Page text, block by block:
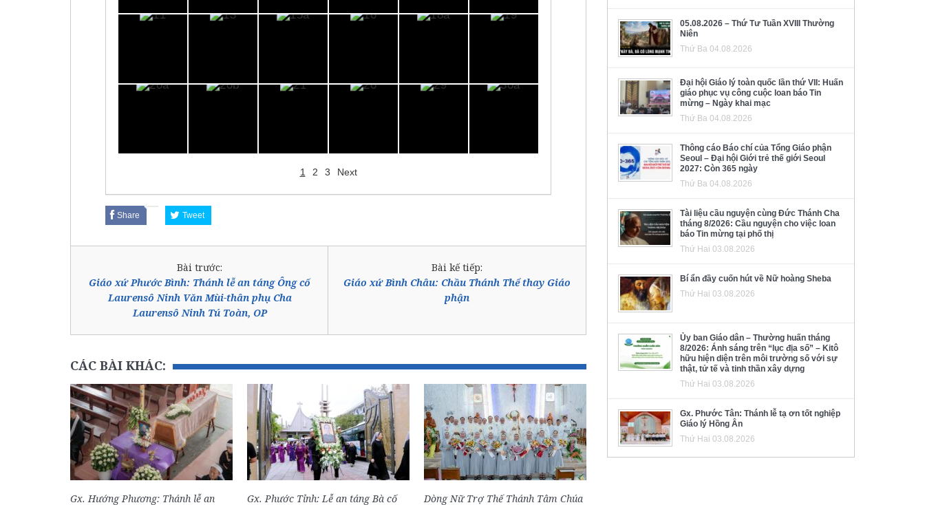
1 2 3 Next
Share Tweet
Bài trước:
Giáo xứ Phước Bình: Thánh lễ an táng Ông cố
Laurensô Ninh Văn Mùi-thân phụ Cha
Laurensô Ninh Tú Toàn, OP
Bài kế tiếp:
Giáo xứ Bình Châu: Chầu Thánh Thể thay Giáo
phận
CÁC BÀI KHÁC:
Gx. Hướng Phương: Thánh lễ an
Gx. Phước Tỉnh: Lễ an táng Bà cố
Dòng Nữ Trợ Thế Thánh Tâm Chúa
05.08.2026 – Thứ Tư Tuần XVIII Thường
Niên
Thứ Ba 04.08.2026
Đại hội Giáo lý toàn quốc lần thứ VII: Huấn
giáo phục vụ công cuộc loan báo Tin
mừng – Ngày khai mạc
Thứ Ba 04.08.2026
Thông cáo Báo chí của Tổng Giáo phận
Seoul – Đại hội Giới trẻ thế giới Seoul
2027: Còn 365 ngày
Thứ Ba 04.08.2026
Tài liệu cầu nguyện cùng Đức Thánh Cha
tháng 8/2026: Cầu nguyện cho việc loan
báo Tin mừng tại phố thị
Thứ Hai 03.08.2026
Bí ẩn đầy cuốn hút về Nữ hoàng Sheba
Thứ Hai 03.08.2026
Ủy ban Giáo dân – Thường huấn tháng
8/2026: Ánh sáng trên “lục địa số” – Kitô
hữu hiện diện trên môi trường số với sự
thật, tử tế và tinh thần xây dựng
Thứ Hai 03.08.2026
Gx. Phước Tân: Thánh lễ tạ ơn tốt nghiệp
Giáo lý Hồng Ân
Thứ Hai 03.08.2026